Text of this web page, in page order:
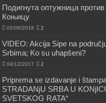
Подигнута оптужница
Коњицу
05/06/2018 2
VIDEO: Akcija Sipe na
Srbima; Ko su uhapšeni?
04/12/2017 2
Priprema se izdavanje i
STRADANjU SRBA U
SVETSKOG RATA“